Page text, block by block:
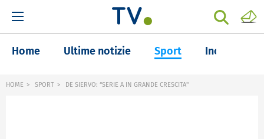
Home Ultime notizie Sport Inchieste
HOME SPORT DE SIERVO: “SERIE A IN GRANDE CRESCITA"